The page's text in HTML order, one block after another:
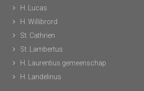
H. Lucas
H. Willibrord
St. Cathrien
St. Lambertus
H. Laurentius gemeenschap
H. Landelinus